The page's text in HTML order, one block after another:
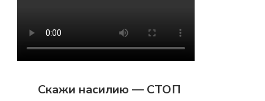
Скажи насилию — СТОП